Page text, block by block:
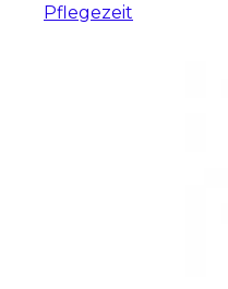
Pflegezeit